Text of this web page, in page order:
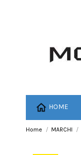
HOME
Home MARCHI